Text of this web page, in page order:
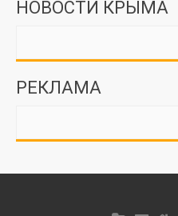
НОВОСТИ КРЫМА
РЕКЛАМА